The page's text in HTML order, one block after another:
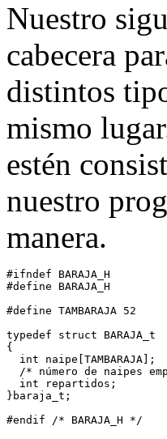
Nuestro
cabecera
distintos
mismo
estén
nuestro
manera.
#ifndef BARAJA_H
#define BARAJA_H
#define TAMBARAJA 52
typedef struct BARAJA_t
{
  int naipe[TAMBARAJA];
/* número de naipes
  int repartidos;
}baraja_t;